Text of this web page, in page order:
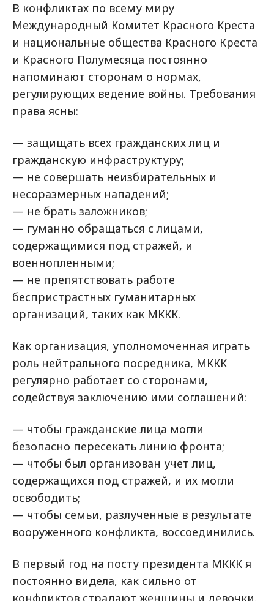
В конфликтах по всему миру
Международный Комитет Красного Креста
и национальные общества Красного Креста
и Красного Полумесяца постоянно
напоминают сторонам о нормах,
регулирующих ведение войны. Требования
права ясны:
— защищать всех гражданских лиц и
гражданскую инфраструктуру;
— не совершать неизбирательных и
несоразмерных нападений;
— не брать заложников;
— гуманно обращаться с лицами,
содержащимися под стражей, и
военнопленными;
— не препятствовать работе
беспристрастных гуманитарных
организаций, таких как МККК.
Как организация, уполномоченная играть
роль нейтрального посредника, МККК
регулярно работает со сторонами,
содействуя заключению ими соглашений:
— чтобы гражданские лица могли
безопасно пересекать линию фронта;
— чтобы был организован учет лиц,
содержащихся под стражей, и их могли
освободить;
— чтобы семьи, разлученные в результате
вооруженного конфликта, воссоединились.
В первый год на посту президента МККК я
постоянно видела, как сильно от
конфликтов страдают женщины и девочки.